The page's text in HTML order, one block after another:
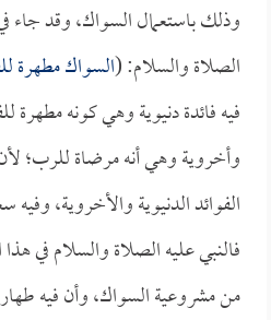
وذلك باستعمال السواك، وقد جاء
الصلاة والسلام: (السواك مطهرة
فيه فائدة دنيوية وهي كونه مطهرة
وأخروية وهي أنه مرضاة للرب؛
الفوائد الدنيوية والأخروية، وفيه
فالنبي عليه الصلاة والسلام في
من مشروعية السواك، وأن فيه